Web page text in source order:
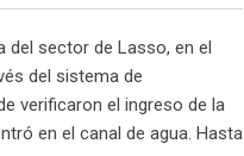
del sector de Lasso, en el
del sistema de
verificaron el ingreso de la
en el canal de agua. Hasta